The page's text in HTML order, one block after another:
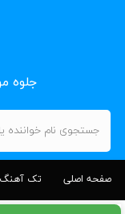
جلوه
صفحه اصلی تک آهنگ